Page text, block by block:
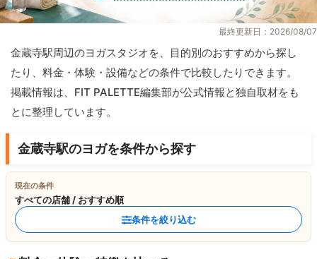
最終更新日：2026/08/07
金蔵寺駅周辺のヨガスタジオを、目的別のおすすめから探し
たり、料金・体験・設備などの条件で比較したりできます。
掲載情報は、FIT PALETTE編集部が公式情報と独自取材をも
とに整理しています。
金蔵寺駅のヨガを条件から探す
現在の条件
すべての店舗 / おすすめ順
条件を絞り込む